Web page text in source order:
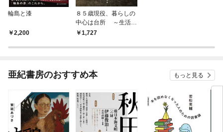
輪島と漆
2,200
８５歳現役、暮らしの
中心は台所 ～生活道
具の使い手として考え
どいい生き方と～
1,727
亜紀書房のおすすめ本 もっと見る